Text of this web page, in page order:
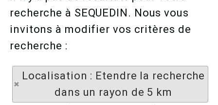
recherche à SEQUEDIN. Nous vous
invitons à modifier vos critères de
recherche :
Localisation : Etendre la recherche
dans un rayon de 5 km